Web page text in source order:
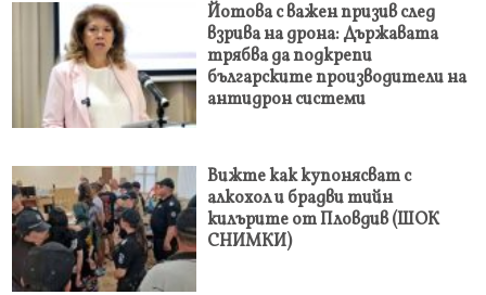
Йотова с важен призив след
взрива на дрона: Държавата
трябва да подкрепи
българските производители на
антидрон системи
Вижте как купонясват с
алкохол и брадви тийн
килърите от Пловдив (ШОК
СНИМКИ)